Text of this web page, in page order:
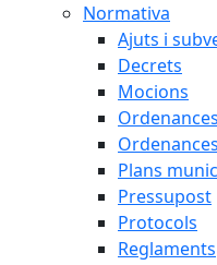
Normativa
Ajuts i
Decrets
Mocions
Plans
Pressupost
Protocols
Reglaments